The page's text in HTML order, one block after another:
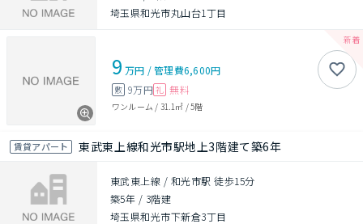
埼玉県和光市丸山台1丁目
9 万円 /管理費6,600円
敷 9万円 礼 無料
ワンルーム / 31.1㎡ /5階
賃貸アパート 東武東上線和光市駅地上3階建て築6年
東武東上線 / 和光市駅 徒歩15分
築5年 / 3階建
埼玉県和光市下新倉3丁目